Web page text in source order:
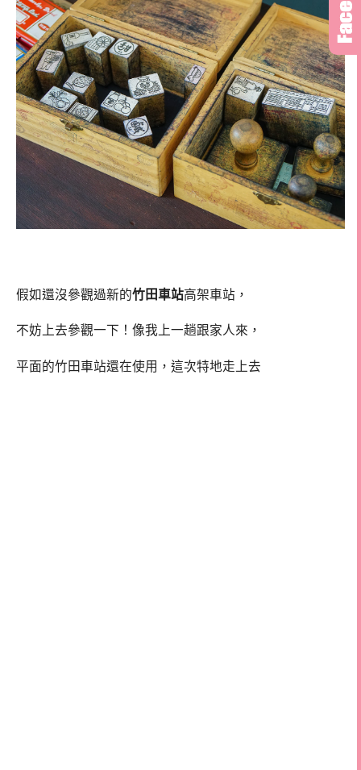
假如還沒參觀過新的竹田車站高架車站，
不妨上去參觀一下！像我上一趟跟家人來，
平面的竹田車站還在使用，這次特地走上去